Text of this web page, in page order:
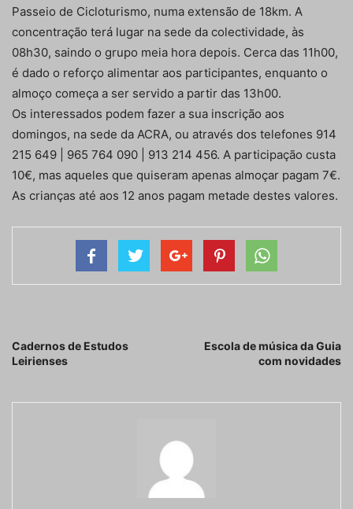
Passeio de Cicloturismo, numa extensão de 18km. A
concentração terá lugar na sede da colectividade, às
08h30, saindo o grupo meia hora depois. Cerca das 11h00,
é dado o reforço alimentar aos participantes, enquanto o
almoço começa a ser servido a partir das 13h00.
Os interessados podem fazer a sua inscrição aos
domingos, na sede da ACRA, ou através dos telefones 914
215 649 | 965 764 090 | 913 214 456. A participação custa
10€, mas aqueles que quiseram apenas almoçar pagam 7€.
As crianças até aos 12 anos pagam metade destes valores.
Cadernos de Estudos
Leirienses
Escola de música da Guia
com novidades